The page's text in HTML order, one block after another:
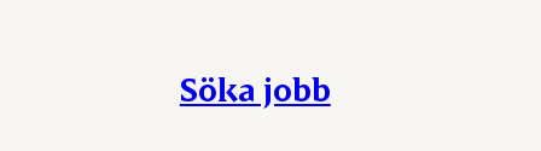
Söka jobb